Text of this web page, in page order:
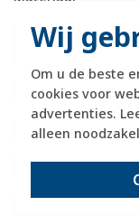
Wij
Om u de beste
cookies voor
advertenties.
alleen
Montagerichting
RAL-nummer
Slagvastheid
Geschikt voor
Geschikt voor